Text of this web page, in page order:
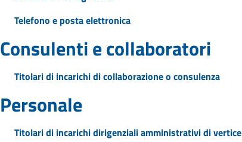
Telefono e posta elettronica
Consulenti e collaboratori
Titolari di incarichi di collaborazione o consulenza
Personale
Titolari di incarichi dirigenziali amministrativi di vertice